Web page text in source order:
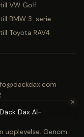
VW Golf
BMW 3-serie
Toyota RAV4
✕
Dax AI-
bokning?
upplevelse. Genom